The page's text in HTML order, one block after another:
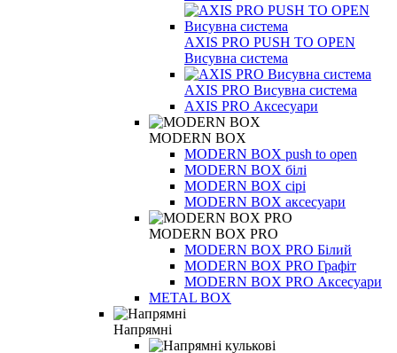
AXIS PRO PUSH TO OPEN
Висувна система
AXIS PRO Висувна система
AXIS PRO Аксесуари
MODERN BOX
MODERN BOX push to open
MODERN BOX бiлі
MODERN BOX сірі
MODERN BOX аксесуари
MODERN BOX PRO
MODERN BOX PRO Білий
MODERN BOX PRO Графіт
MODERN BOX PRO Аксесуари
METAL BOX
Напрямні